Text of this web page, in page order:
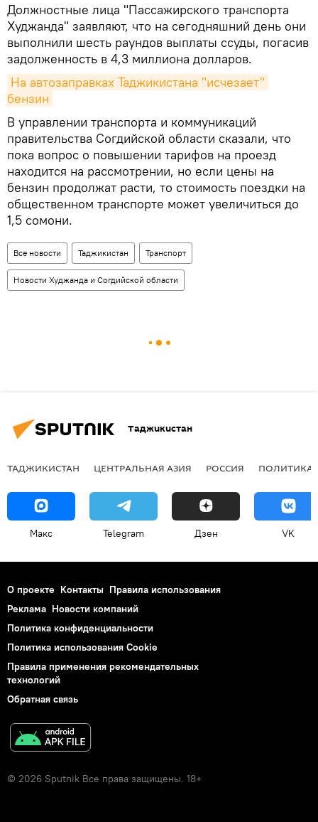
Должностные лица "Пассажирского транспорта
Худжанда" заявляют, что на сегодняшний день они
выполнили шесть раундов выплаты ссуды, погасив
задолженность в 4,3 миллиона долларов.
На автозаправках Таджикистана "исчезает"
бензин
В управлении транспорта и коммуникаций
правительства Согдийской области сказали, что
пока вопрос о повышении тарифов на проезд
находится на рассмотрении, но если цены на
бензин продолжат расти, то стоимость поездки на
общественном транспорте может увеличиться до
1,5 сомони.
Все новости Таджикистан Транспорт
Новости Худжанда и Согдийской области
Таджикистан
ТАДЖИКИСТАН ЦЕНТРАЛЬНАЯ АЗИЯ РОССИЯ ПОЛИТИКА
Макс Telegram Дзен VK
О проекте Контакты Правила использования
Реклама Новости компаний
Политика конфиденциальности
Политика использования Cookie
Правила применения рекомендательных
технологий
Обратная связь
© 2026 Sputnik Все права защищены. 18+